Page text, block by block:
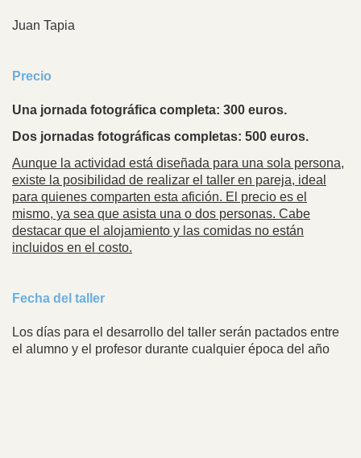
Juan Tapia
Precio
Una jornada fotográfica completa: 300 euros.
Dos jornadas fotográficas completas: 500 euros.
Aunque la actividad está diseñada para una sola persona,
existe la posibilidad de realizar el taller en pareja, ideal
para quienes comparten esta afición. El precio es el
mismo, ya sea que asista una o dos personas. Cabe
destacar que el alojamiento y las comidas no están
incluidos en el costo.
Fecha del taller
Los días para el desarrollo del taller serán pactados entre
el alumno y el profesor durante cualquier época del año